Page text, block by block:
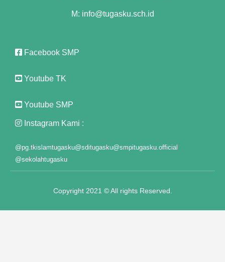
panel
panel
panel
panel
M: info@tugasku.sch.id
Facebook SMP
Youtube TK
Youtube SMP
Instagram Kami :
@pg.tkislamtugasku@sditugasku@smpitugasku.official
@sekolahtugasku
Copyright 2021 © All rights Reserved.